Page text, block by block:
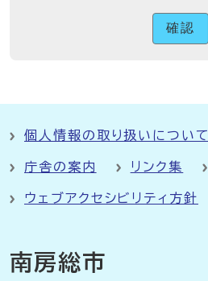
確認
個人情報の取り扱いについて
庁舎の案内 リンク集
ウェブアクセシビリティ方針
南房総市